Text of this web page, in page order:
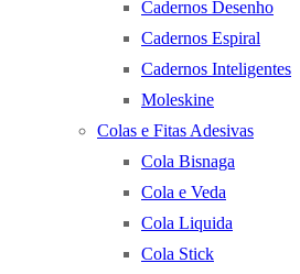
Cadernos Desenho
Cadernos Espiral
Cadernos Inteligentes
Moleskine
Colas e Fitas Adesivas
Cola Bisnaga
Cola e Veda
Cola Liquida
Cola Stick